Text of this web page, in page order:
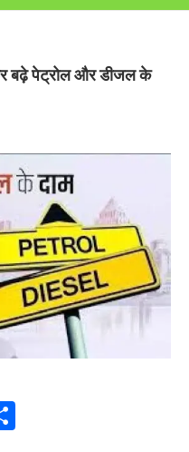
बढ़े पेट्रोल और डीजल के